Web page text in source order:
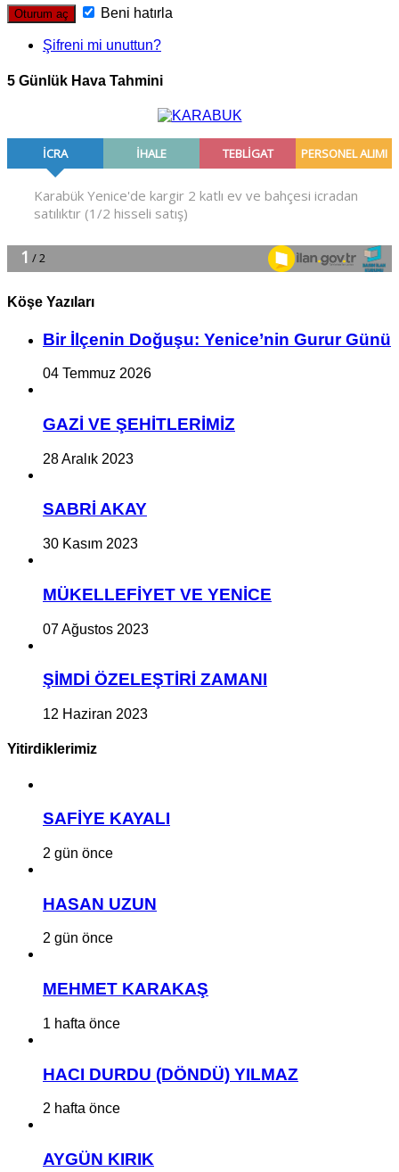
Beni hatırla
Şifreni mi unuttun?
5 Günlük Hava Tahmini
Köşe Yazıları
Bir İlçe­nin Do­ğu­şu: Ye­ni­ce’nin Gurur Günü
04 Temmuz 2026
GAZİ VE ŞEHİTLERİMİZ
28 Aralık 2023
SABRİ AKAY
30 Kasım 2023
MÜKELLEFİYET VE YENİCE
07 Ağustos 2023
ŞİMDİ ÖZELEŞTİRİ ZAMANI
12 Haziran 2023
Yitirdiklerimiz
SAFİYE KAYALI
2 gün önce
HASAN UZUN
2 gün önce
MEHMET KARAKAŞ
1 hafta önce
HACI DURDU (DÖNDÜ) YILMAZ
2 hafta önce
AYGÜN KIRIK